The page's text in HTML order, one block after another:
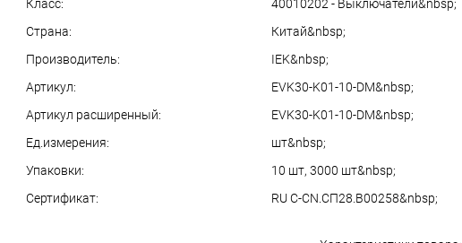
Класс:
40010202 - Выключатели&nbsp;
Страна:
Китай&nbsp;
Производитель:
IEK&nbsp;
Артикул:
EVK30-K01-10-DM&nbsp;
Артикул расширенный:
EVK30-K01-10-DM&nbsp;
Ед.измерения:
шт&nbsp;
Упаковки:
10 шт, 3000 шт&nbsp;
Сертификат:
RU C-CN.СП28.B00258&nbsp;